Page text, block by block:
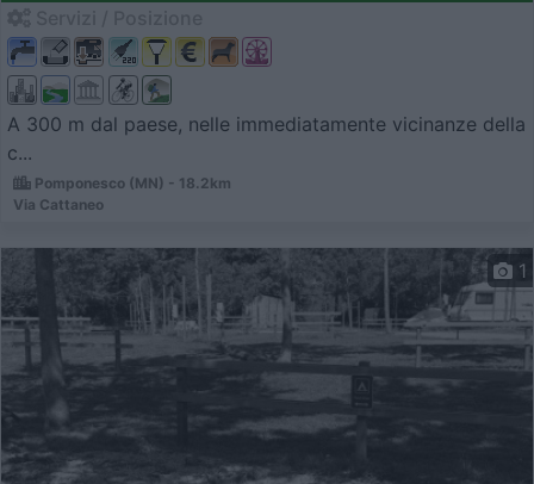
A 300 m dal paese, nelle immediatamente vicinanze della
c...
Pomponesco (MN) - 18.2km
Via Cattaneo
1